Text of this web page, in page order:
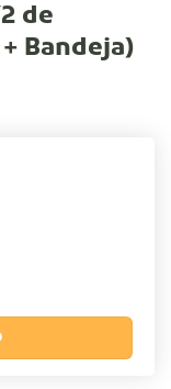
de
Bandeja)
(Campana +